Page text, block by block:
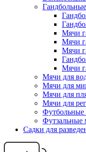
Мячи
Мячи
Мячи
Мячи
Мячи для
Мячи для
Мячи для
Мячи для
Футбольные
Футзальные
Садки для